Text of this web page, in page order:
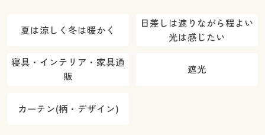
夏は涼しく冬は暖かく
日差しは遮りながら程よい
光は感じたい
寝具・インテリア・家具通
販
遮光
カーテン(柄・デザイン)